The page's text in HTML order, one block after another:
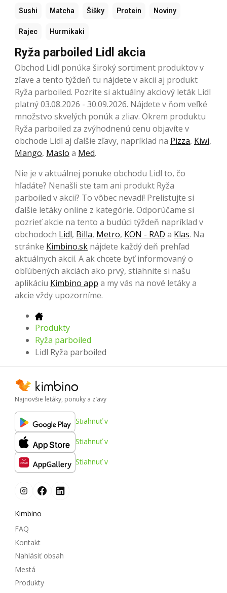
Sushi Matcha Šišky Protein Noviny
Rajec Hurmikaki
Ryža parboiled Lidl akcia
Obchod Lidl ponúka široký sortiment produktov v
zľave a tento týždeň tu nájdete v akcii aj produkt
Ryža parboiled. Pozrite si aktuálny akciový leták Lidl
platný 03.08.2026 - 30.09.2026. Nájdete v ňom veľké
množstvo skvelých ponúk a zliav. Okrem produktu
Ryža parboiled za zvýhodnenú cenu objavíte v
obchode Lidl aj ďalšie zľavy, napríklad na Pizza, Kiwi,
Mango, Maslo a Med.
Nie je v aktuálnej ponuke obchodu Lidl to, čo
hľadáte? Nenašli ste tam ani produkt Ryža
parboiled v akcii? To vôbec nevadí! Prelistujte si
ďalšie letáky online z kategórie. Odporúčame si
pozrieť akcie na tento a budúci týždeň napríklad v
obchodoch Lidl, Billa, Metro, KON - RAD a Klas. Na
stránke Kimbino.sk nájdete každý deň prehľad
aktuálnych akcií. A ak chcete byť informovaný o
obľúbených akciách ako prvý, stiahnite si našu
aplikáciu Kimbino app a my vás na nové letáky a
akcie vždy upozorníme.
Produkty
Ryža parboiled
Lidl Ryža parboiled
Najnovšie letáky, ponuky a zľavy
Stiahnuť v
Stiahnuť v
Stiahnuť v
Kimbino
FAQ
Kontakt
Nahlásiť obsah
Mestá
Produkty